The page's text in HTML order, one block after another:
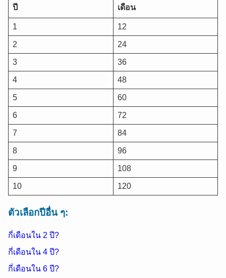
ปี เดือน
1 12
2 24
3 36
4 48
5 60
6 72
7 84
8 96
9 108
10 120
ตัวเลือกปีอื่น ๆ:
กี่เดือนใน 2 ปี?
กี่เดือนใน 4 ปี?
กี่เดือนใน 6 ปี?